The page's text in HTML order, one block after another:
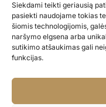
Siekdami teikti geriausią
pasiekti naudojame tokias
šiomis technologijomis,
naršymo elgsena arba
sutikimo atšaukimas gali
funkcijas.
Didmena
Darbų portfolio
Privatumo politika
Parduotuvės politika